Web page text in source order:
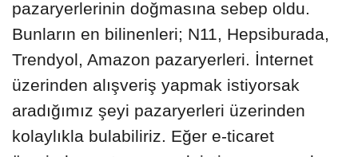
pazaryerlerinin doğmasına sebep oldu.
Bunların en bilinenleri; N11, Hepsiburada,
Trendyol, Amazon pazaryerleri. İnternet
üzerinden alışveriş yapmak istiyorsak
aradığımız şeyi pazaryerleri üzerinden
kolaylıkla bulabiliriz. Eğer e-ticaret